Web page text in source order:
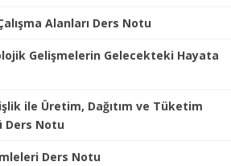
Alanları Ders Notu
Gelişmelerin Gelecekteki Hayata
ile Üretim, Dağıtım ve Tüketim
Ders Notu
Ders Notu